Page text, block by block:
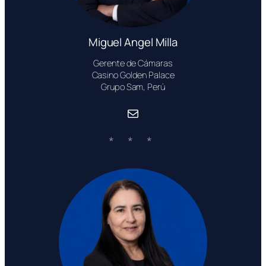
Miguel Angel Milla
Gerente de Cámaras
Casino Golden Palace
Grupo Sam, Perú
Correo electrónico